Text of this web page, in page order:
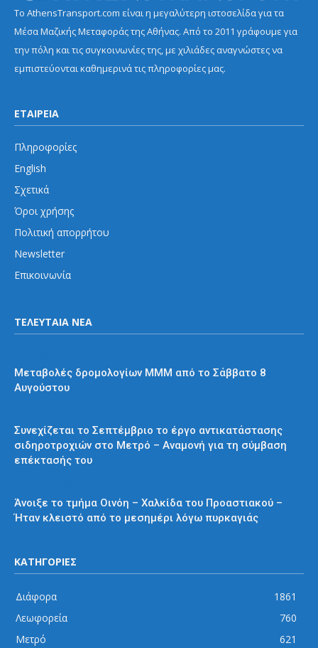
Το AthensTransport.com είναι η μεγαλύτερη ιστοσελίδα για τα
Μέσα Μαζικής Μεταφοράς της Αθήνας. Από το 2011 γράφουμε για
την πόλη και τις συγκοινωνίες της, με χιλιάδες αναγνώστες να
εμπιστεύονται καθημερινά τις πληροφορίες μας.
ΕΤΑΙΡΕΙΑ
Πληροφορίες
English
Σχετικά
Όροι χρήσης
Πολιτική απορρήτου
Newsletter
Επικοινωνία
ΤΕΛΕΥΤΑΙΑ ΝΕΑ
Μεταβολές δρομολογίων ΜΜΜ από το Σάββατο 8
Αυγούστου
Συνεχίζεται το Σεπτέμβριο το έργο αντικατάστασης
σιδηροτροχιών στο Μετρό – Αναμονή για τη σύμβαση
επέκτασής του
Άνοιξε το τμήμα Οινόη – Χαλκίδα του Προαστιακού –
Ήταν κλειστό από το μεσημέρι λόγω πυρκαγιάς
ΚΑΤΗΓΟΡΙΕΣ
Διάφορα
1861
Λεωφορεία
760
Μετρό
621